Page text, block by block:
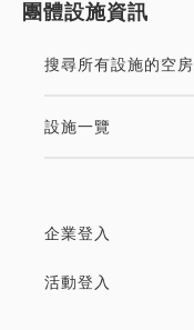
團體設施資訊
搜尋所有設施的空房
設施一覽
企業登入
活動登入